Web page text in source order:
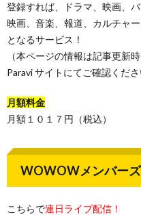
登録すれば、ドラマ、映画、
映画、音楽、報道、カルチャ
となるサービス！
（本ページの情報は記事更新
Paravi サイトにてご確認くださ
月額料金
月額１０１７円（税込）
WOWOWメンバー
こちらで連日ライブ配信！